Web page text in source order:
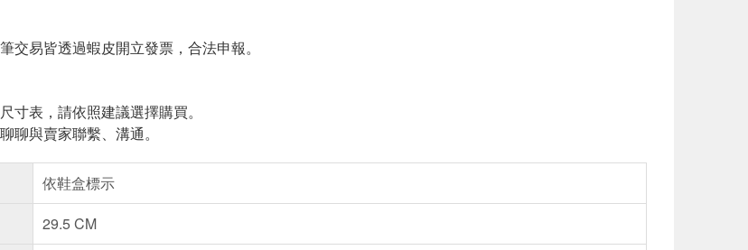
易皆透過蝦皮開立發票，合法申報。
表，請依照建議選擇購買。
與賣家聯繫、溝通。
依鞋盒標示
29.5 CM